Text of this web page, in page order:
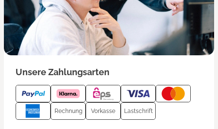
Unsere Zahlungsarten
Rechnung Vorkasse Lastschrift